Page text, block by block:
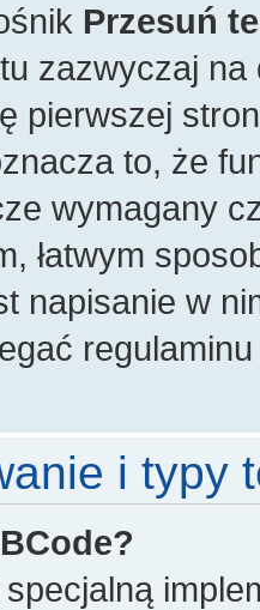
Przesuń
zazwyczaj
pierwszej
to, że
wymagany
łatwym
napisanie w
i typy